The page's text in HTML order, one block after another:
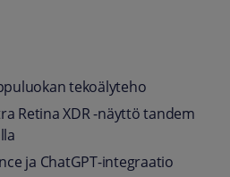
tekoälyteho
Retina XDR -näyttö tandem
ja ChatGPT-integraatio